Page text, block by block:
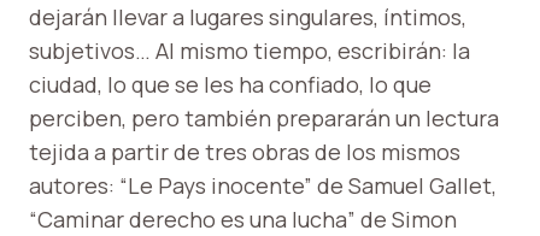
dejarán llevar a lugares singulares, íntimos,
subjetivos… Al mismo tiempo, escribirán: la
ciudad, lo que se les ha confiado, lo que
perciben, pero también prepararán un lectura
tejida a partir de tres obras de los mismos
autores: “Le Pays inocente” de Samuel Gallet,
“Caminar derecho es una lucha” de Simon